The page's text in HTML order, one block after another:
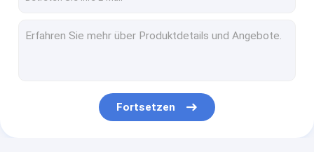
Fortsetzen